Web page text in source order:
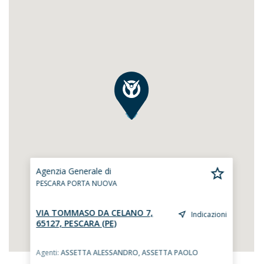
Agenzia Generale di
PESCARA PORTA NUOVA
VIA TOMMASO DA CELANO 7,
65127, PESCARA (PE)
Indicazioni
Agenti:ASSETTA ALESSANDRO,ASSETTA PAOLO